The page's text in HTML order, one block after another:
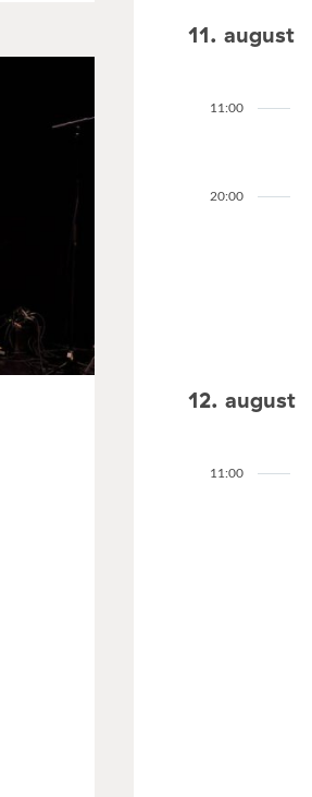
11. august
11:00
20:00
12. august
11:00